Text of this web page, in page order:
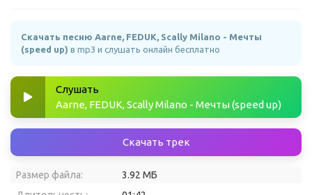
Скачать песню Aarne, FEDUK, Scally Milano - Мечты
(speed up) в mp3 и слушать онлайн бесплатно
Слушать
Aarne, FEDUK, Scally Milano - Мечты (speed up)
Скачать трек
Размер файла:
3.92 МБ